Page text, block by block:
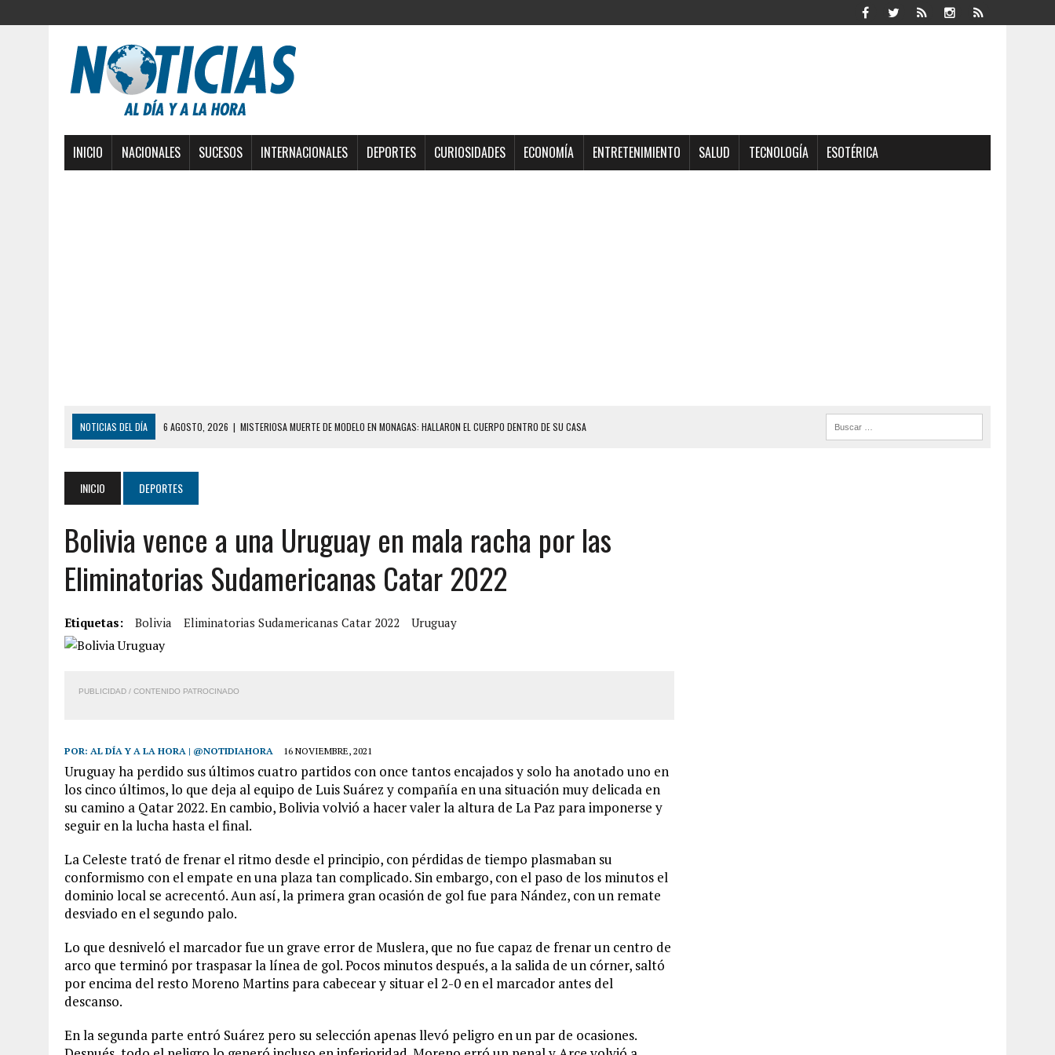
INICIO NACIONALES SUCESOS INTERNACIONALES DEPORTES CURIOSIDADES ECONOMÍA ENTRETENIMIENTO SALUD TECNOLOGÍA ESOTÉRICA
NOTICIAS DEL DÍA 6 AGOSTO, 2026 | MISTERIOSA MUERTE DE MODELO EN MONAGAS: HALLARON EL CUERPO DENTRO DE SU CASA
5 AGOSTO, 2026 | PRESUNTO BROTE PSICÓTICO POR FALTA DE TRATAMIENTO DESENCADENÓ TRAGEDIA FAMILIAR
5 AGOSTO, 2026
HORROR EN BARINAS: UN HOMBRE INDUJO AL SUICIDIO A UNA ADOLESCENTE DE 13 AÑOS TRAS ABUSAR DE ELLA
8 AGOSTO, 2026
| BOMBEROS DE CARACAS COMBATIERON INCENDIO DE GRAN MAGNITUD EN ZONA INDUSTRIAL DE EL LLANITO
7 AGOSTO, 2026
FUGA DE GAS GENERÓ EXPLOSIÓN EN LOCAL COMERCIAL DE CHACAO
7 AGOSTO, 2026
YARACUY: ASESINARON DOS HOMBRES EL MISMO DÍA EN SECTORES VECINOS
INICIO DEPORTES
Bolivia vence a una Uruguay en mala racha por las
Eliminatorias Sudamericanas Catar 2022
Etiquetas: Bolivia Eliminatorias Sudamericanas Catar 2022 Uruguay
PUBLICIDAD / CONTENIDO PATROCINADO
POR: AL DÍA Y A LA HORA | @NOTIDIAHORA 16 NOVIEMBRE, 2021
Uruguay ha perdido sus últimos cuatro partidos con once tantos encajados y solo ha anotado uno en
los cinco últimos, lo que deja al equipo de Luis Suárez y compañía en una situación muy delicada en
su camino a Qatar 2022. En cambio, Bolivia volvió a hacer valer la altura de La Paz para imponerse y
seguir en la lucha hasta el final.
La Celeste trató de frenar el ritmo desde el principio, con pérdidas de tiempo plasmaban su
conformismo con el empate en una plaza tan complicado. Sin embargo, con el paso de los minutos el
dominio local se acrecentó. Aun así, la primera gran ocasión de gol fue para Nández, con un remate
desviado en el segundo palo.
Lo que desniveló el marcador fue un grave error de Muslera, que no fue capaz de frenar un centro de
arco que terminó por traspasar la línea de gol. Pocos minutos después, a la salida de un córner, saltó
por encima del resto Moreno Martins para cabecear y situar el 2-0 en el marcador antes del
descanso.
En la segunda parte entró Suárez pero su selección apenas llevó peligro en un par de ocasiones.